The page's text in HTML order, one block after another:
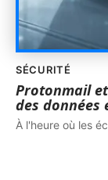
SÉCURITÉ
Protonmail
des données
À l'heure où les